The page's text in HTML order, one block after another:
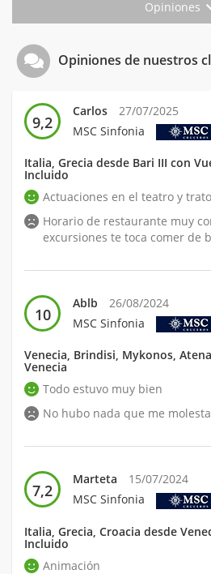
Opiniones
Opiniones de nuestros
9,2
Carlos
27/07/2025
MSC Sinfonia
Italia, Grecia desde Bari III con
Incluido
Actuaciones en el teatro y
Horario de restaurante muy
excursiones te toca comer de
10
Ablb
26/08/2024
MSC Sinfonia
Venecia, Brindisi, Mykonos,
Venecia
Todo estuvo muy bien
No hubo nada que me
7,2
Marteta
15/07/2024
MSC Sinfonia
Italia, Grecia, Croacia desde
Incluido
Animación